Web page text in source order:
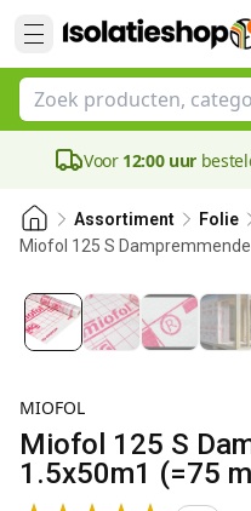
Voor 12:00 uur
Assortiment Folie
Miofol 125 S
MIOFOL
Miofol 125 S
1.5x50m1 (=75